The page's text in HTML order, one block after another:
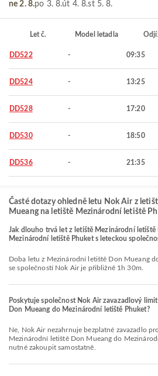
ne 2. 8.po 3. 8.út 4. 8.st 5. 8.
Let č. Model letadla
DD522 - 09:35
DD524 - 13:25
DD528 - 17:20
DD530 - 18:50
DD536 - 21:35
Časté dotazy ohledně letu Nok Air z
Mueang na letiště Mezinárodní letiště
Jak dlouho trvá let z letiště Mezinárodní letiště
Mezinárodní letiště Phuket s leteckou
Doba letu z Mezinárodní letiště Don Mueang do Mezinárodní letiště Phuket
se společností Nok Air je přibližně 1h 30m.
Poskytuje společnost Nok Air zavazadlový
Don Mueang do Mezinárodní letiště Phuket?
Ne, Nok Air nezahrnuje bezplatné zavazadlo pro lety Domácí & Mezinárodní z
Mezinárodní letiště Don Mueang do
nutné zakoupit samostatně.